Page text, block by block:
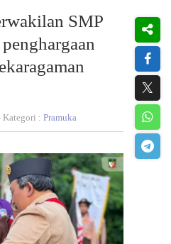
SMP
Kategori : Pramuka